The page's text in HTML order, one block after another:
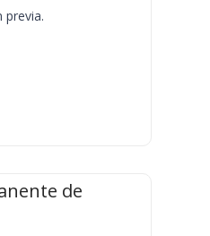
previa.
de